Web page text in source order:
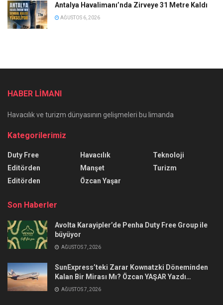
Antalya Havalimanı’nda Zirveye 31 Metre Kaldı
AĞUSTOS 6, 2026
HABER LİMANI
Havacılık ve turizm dünyasının gelişmeleri bu limanda
Kategorilerimiz
Duty Free
Editörden
Editörden
Havacılık
Manşet
Özcan Yaşar
Teknoloji
Turizm
Son Haberler
Avolta Karayipler’de Penha Duty Free Group ile
büyüyor
AĞUSTOS 7, 2026
SunExpress’teki Zarar Kownatzki Döneminden
Kalan Bir Mirası Mı? Özcan YAŞAR Yazdı…
AĞUSTOS 7, 2026